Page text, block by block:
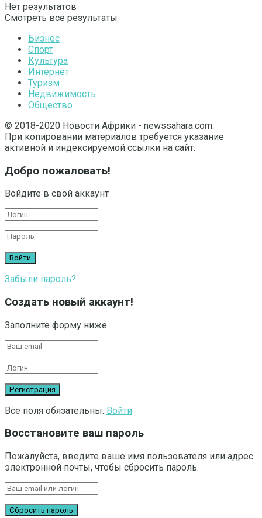
Нет результатов
Смотреть все результаты
Бизнес
Спорт
Культура
Интернет
Туризм
Недвижимость
Общество
© 2018-2020 Новости Африки - newssahara.com.
При копировании материалов требуется указание
активной и индексируемой ссылки на сайт.
Добро пожаловать!
Войдите в свой аккаунт
Забыли пароль?
Создать новый аккаунт!
Заполните форму ниже
Все поля обязательны. Войти
Восстановите ваш пароль
Пожалуйста, введите ваше имя пользователя или адрес
электронной почты, чтобы сбросить пароль.